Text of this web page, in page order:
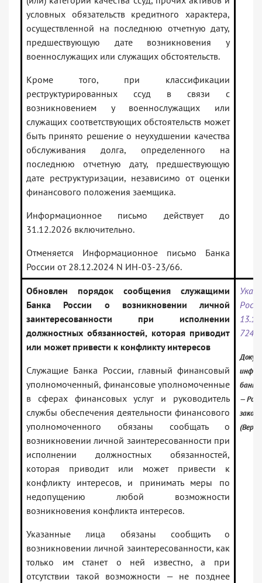
условных обязательств кредитного характера,
осуществленной на последнюю отчетную дату,
предшествующую дате возникновения у
военнослужащих или служащих обстоятельств.
Кроме того, при классификации
реструктурированных ссуд в связи с
возникновением у военнослужащих или
служащих соответствующих обстоятельств может
быть принято решение о неухудшении качества
обслуживания долга, определенного на
последнюю отчетную дату, предшествующую
дате реструктуризации, независимо от оценки
финансового положения заемщика.
Информационное письмо действует до
31.12.2026 включительно.
Отменяется Информационное письмо Банка
России от 28.12.2024 N ИН-03-23/66.
Обновлен порядок сообщения служащими
Банка России о возникновении личной
заинтересованности при исполнении
должностных обязанностей, которая приводит
или может привести к конфликту интересов
Служащие Банка России, главный финансовый
уполномоченный, финансовые уполномоченные
в сферах финансовых услуг и руководитель
службы обеспечения деятельности финансового
уполномоченного обязаны сообщать о
возникновении личной заинтересованности при
исполнении должностных обязанностей,
которая приводит или может привести к
конфликту интересов, и принимать меры по
недопущению любой возможности
возникновения конфликта интересов.
Указанные лица обязаны сообщить о
возникновении личной заинтересованности, как
только им станет о ней известно, а при
отсутствии такой возможности — не позднее
банк:
—